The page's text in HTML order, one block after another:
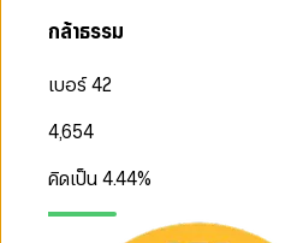
กล้าธรรม
เบอร์ 42
4,654
คิดเป็น4.44%